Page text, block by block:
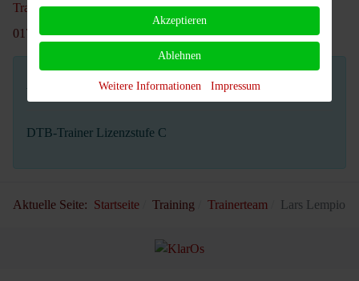
Trainer_Lars@tc-rotweiss-grossbeeren.de
0177 4798735
Weitere Informationen
DTB-Trainer Lizenzstufe C
Aktuelle Seite: Startseite Training Trainerteam Lars Lempio
Akzeptieren
Ablehnen
Weitere Informationen Impressum